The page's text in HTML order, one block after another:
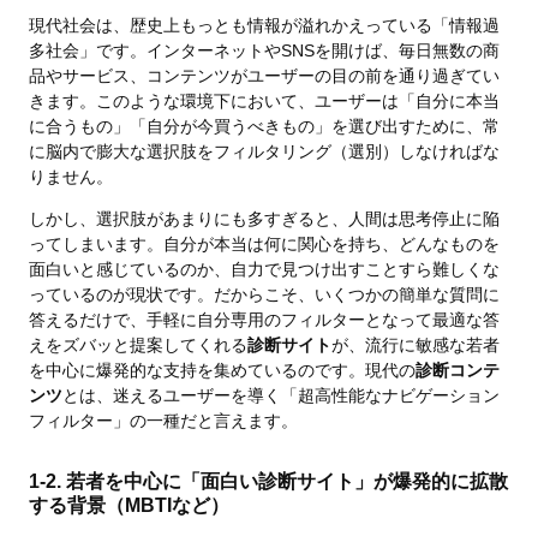
現代社会は、歴史上もっとも情報が溢れかえっている「情報過
多社会」です。インターネットやSNSを開けば、毎日無数の商
品やサービス、コンテンツがユーザーの目の前を通り過ぎてい
きます。このような環境下において、ユーザーは「自分に本当
に合うもの」「自分が今買うべきもの」を選び出すために、常
に脳内で膨大な選択肢をフィルタリング（選別）しなければな
りません。
しかし、選択肢があまりにも多すぎると、人間は思考停止に陥
ってしまいます。自分が本当は何に関心を持ち、どんなものを
面白いと感じているのか、自力で見つけ出すことすら難しくな
っているのが現状です。だからこそ、いくつかの簡単な質問に
答えるだけで、手軽に自分専用のフィルターとなって最適な答
えをズバッと提案してくれる診断サイトが、流行に敏感な若者
を中心に爆発的な支持を集めているのです。現代の診断コンテ
ンツとは、迷えるユーザーを導く「超高性能なナビゲーション
フィルター」の一種だと言えます。
1-2. 若者を中心に「面白い診断サイト」が爆発的に拡散
する背景（MBTIなど）